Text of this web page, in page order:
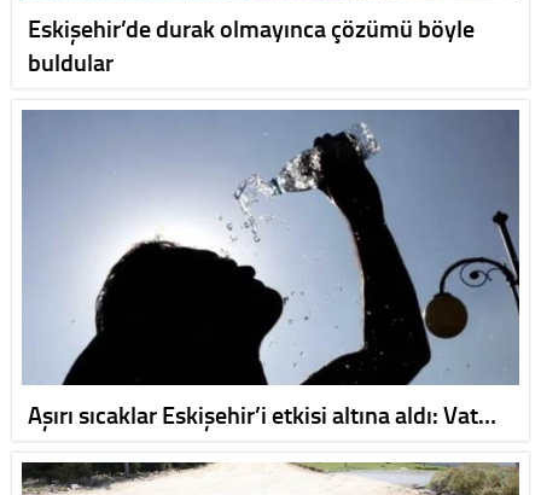
Eskişehir’de durak olmayınca çözümü böyle
buldular
Aşırı sıcaklar Eskişehir’i etkisi altına aldı: Vat…